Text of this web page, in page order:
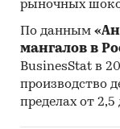
рыночных
По данным
мангалов в
BusinesStat в
производство
пределах от